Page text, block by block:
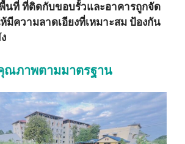
นที่ ที่ติดกับขอบรั้วและอาคารถูกจัด
ห้มีความลาดเอียงที่เหมาะสม ป้องกัน
ณภาพตามมาตรฐาน